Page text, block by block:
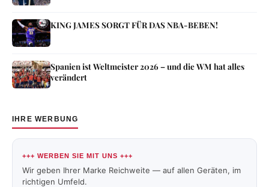
KING JAMES SORGT FÜR DAS NBA-BEBEN!
Spanien ist Weltmeister 2026 – und die WM hat alles
verändert
IHRE WERBUNG
+++ WERBEN SIE MIT UNS +++
Wir geben Ihrer Marke Reichweite — auf allen Geräten, im
richtigen Umfeld.